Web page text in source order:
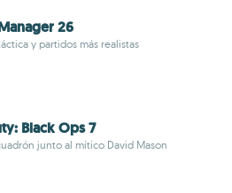
26
y partidos más realistas
Black Ops 7
junto al mítico David Mason